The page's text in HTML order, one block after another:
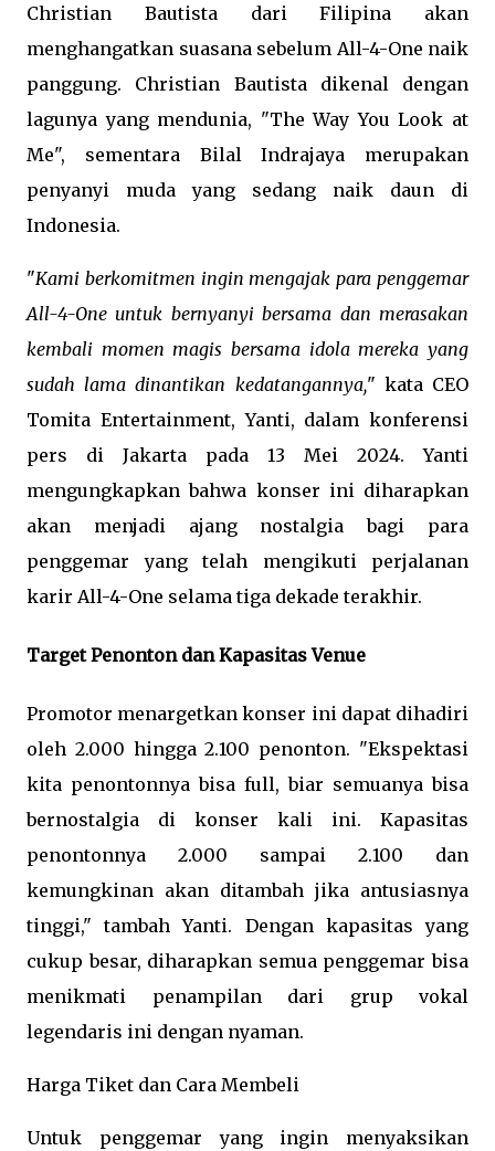
Christian Bautista dari Filipina akan
menghangatkan suasana sebelum All-4-One naik
panggung. Christian Bautista dikenal dengan
lagunya yang mendunia, "The Way You Look at
Me", sementara Bilal Indrajaya merupakan
penyanyi muda yang sedang naik daun di
Indonesia.
"Kami berkomitmen ingin mengajak para penggemar
All-4-One untuk bernyanyi bersama dan merasakan
kembali momen magis bersama idola mereka yang
sudah lama dinantikan kedatangannya," kata CEO
Tomita Entertainment, Yanti, dalam konferensi
pers di Jakarta pada 13 Mei 2024. Yanti
mengungkapkan bahwa konser ini diharapkan
akan menjadi ajang nostalgia bagi para
penggemar yang telah mengikuti perjalanan
karir All-4-One selama tiga dekade terakhir.
Target Penonton dan Kapasitas Venue
Promotor menargetkan konser ini dapat dihadiri
oleh 2.000 hingga 2.100 penonton. "Ekspektasi
kita penontonnya bisa full, biar semuanya bisa
bernostalgia di konser kali ini. Kapasitas
penontonnya 2.000 sampai 2.100 dan
kemungkinan akan ditambah jika antusiasnya
tinggi," tambah Yanti. Dengan kapasitas yang
cukup besar, diharapkan semua penggemar bisa
menikmati penampilan dari grup vokal
legendaris ini dengan nyaman.
Harga Tiket dan Cara Membeli
Untuk penggemar yang ingin menyaksikan